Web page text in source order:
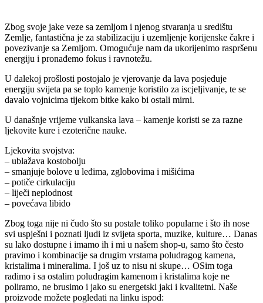
Zbog svoje jake veze sa zemljom i njenog stvaranja u središtu
Zemlje, fantastična je za stabilizaciju i uzemljenje korijenske čakre i
povezivanje sa Zemljom. Omogućuje nam da ukorijenimo raspršenu
energiju i pronađemo fokus i ravnotežu.
U dalekoj prošlosti postojalo je vjerovanje da lava posjeduje
energiju svijeta pa se toplo kamenje koristilo za iscjeljivanje, te se
davalo vojnicima tijekom bitke kako bi ostali mirni.
U današnje vrijeme vulkanska lava – kamenje koristi se za razne
ljekovite kure i ezoterične nauke.
Ljekovita svojstva:
– ublažava kostobolju
– smanjuje bolove u leđima, zglobovima i mišićima
– potiče cirkulaciju
– liječi neplodnost
– povećava libido
Zbog toga nije ni čudo što su postale toliko popularne i što ih nose
svi uspješni i poznati ljudi iz svijeta sporta, muzike, kulture… Danas
su lako dostupne i imamo ih i mi u našem shop-u, samo što često
pravimo i kombinacije sa drugim vrstama poludragog kamena,
kristalima i mineralima. I još uz to nisu ni skupe… OSim toga
radimo i sa ostalim poludragim kamenom i kristalima koje ne
poliramo, ne brusimo i jako su energetski jaki i kvalitetni. Naše
proizvode možete pogledati na linku ispod: